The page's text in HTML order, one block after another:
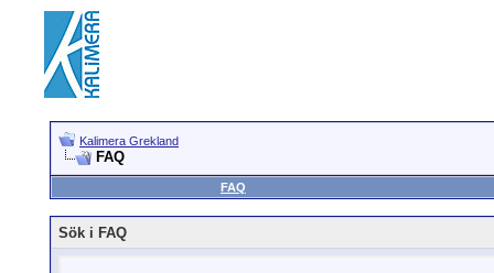
Kalimera Grekland
FAQ
FAQ
Sök i FAQ